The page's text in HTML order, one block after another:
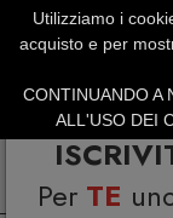
Per TE
Utilizziamo i
acquisto e per
CONTINUANDO A
ALL'USO DEI